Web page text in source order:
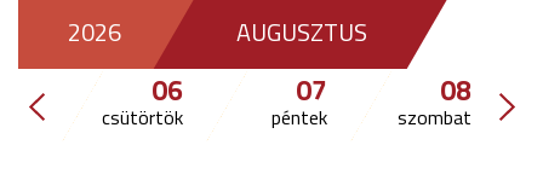
2026 AUGUSZTUS
06
csütörtök
07
péntek
08
szombat